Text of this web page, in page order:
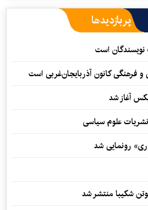
پربازدیدها
نویسندگان است
و فرهنگی کانون آذربایجان‌غربی است
آغاز شد
علوم سیاسی
رونمایی شد
شکیبا منتشر شد